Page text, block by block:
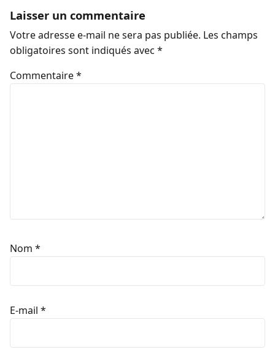
Laisser un commentaire
Votre adresse e-mail ne sera pas publiée. Les champs
obligatoires sont indiqués avec *
Commentaire*
Nom *
E-mail *